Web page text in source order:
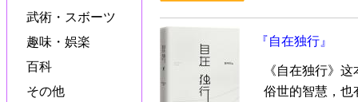
武術・スボーツ
趣味・娯楽
百科
その他
『自在独行』
《自在独行》
俗世的智慧，也